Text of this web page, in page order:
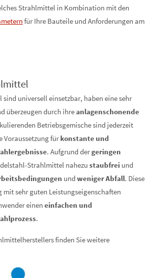
Strahlmittel in Kombination mit den
für Ihre Bauteile und Anforderungen am
universell einsetzbar, haben eine sehr
überzeugen durch ihreanlagenschonende
Betriebsgemische sind jederzeit
Voraussetzung für konstante und
. Aufgrund dergeringen
Strahlmittel nahezu staubfrei und
und weniger Abfall. Diese
mit sehr guten Leistungseigenschaften
einen einfachen und
.
finden Sie weitere